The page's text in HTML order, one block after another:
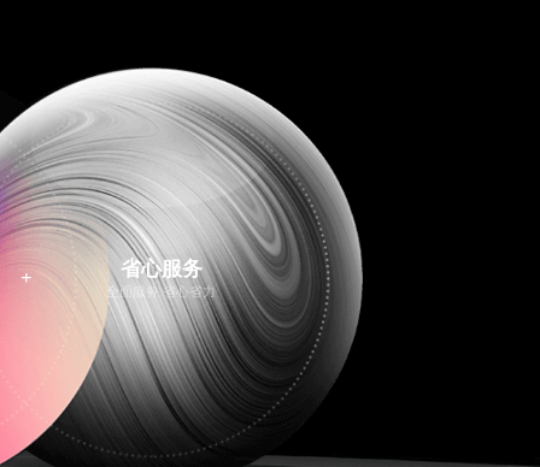
+ 省心服务
全面服务 省心省力